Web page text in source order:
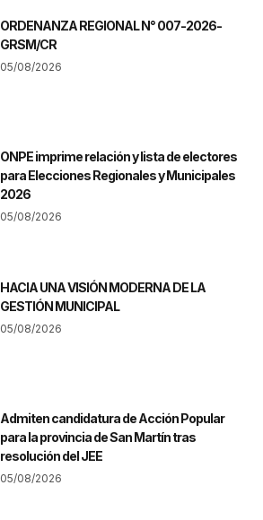
ORDENANZA REGIONAL N° 007-2026-
GRSM/CR
05/08/2026
ONPE imprime relación y lista de electores
para Elecciones Regionales y Municipales
2026
05/08/2026
HACIA UNA VISIÓN MODERNA DE LA
GESTIÓN MUNICIPAL
05/08/2026
Admiten candidatura de Acción Popular
para la provincia de San Martín tras
resolución del JEE
05/08/2026